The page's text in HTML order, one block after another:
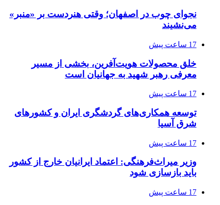
نجوای چوب در اصفهان؛ وقتی هنردست بر «منبر»
می‌نشیند
17 ساعت پیش
خلق محصولات هویت‌آفرین، بخشی از مسیر
معرفی رهبر شهید به جهانیان است
17 ساعت پیش
توسعه همکاری‌های گردشگری ایران و کشورهای
شرق آسیا
17 ساعت پیش
وزیر میراث‌فرهنگی: اعتماد ایرانیان خارج از کشور
باید بازسازی شود
17 ساعت پیش